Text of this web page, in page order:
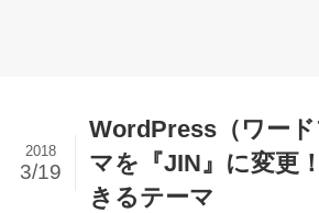
WordPress（ワー
マを『JIN』に変更
きるテーマ
2018
3/19